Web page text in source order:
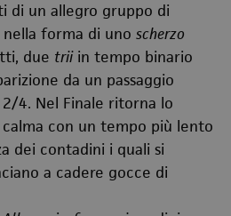
di un allegro gruppo di
forma di uno scherzo
due triiin tempo binario
da un passaggio
4. Nel Finale ritorna lo
con un tempo più lento
dei contadini i quali si
a cadere gocce di